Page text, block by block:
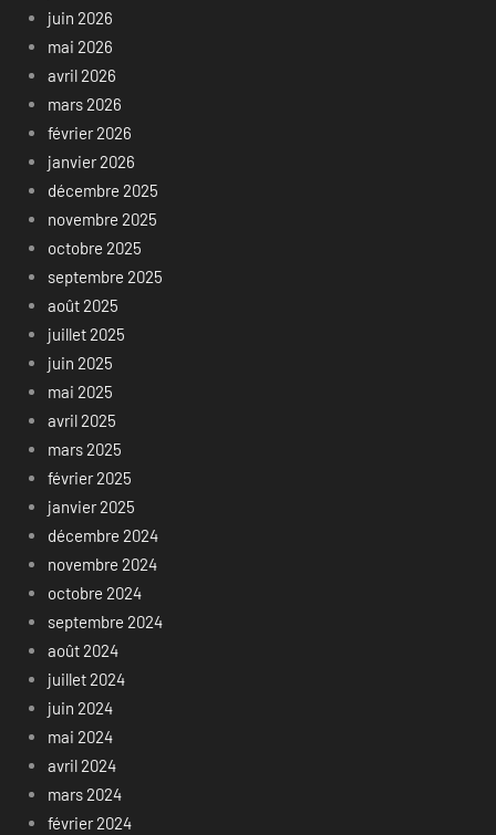
juin 2026
mai 2026
avril 2026
mars 2026
février 2026
janvier 2026
décembre 2025
novembre 2025
octobre 2025
septembre 2025
août 2025
juillet 2025
juin 2025
mai 2025
avril 2025
mars 2025
février 2025
janvier 2025
décembre 2024
novembre 2024
octobre 2024
septembre 2024
août 2024
juillet 2024
juin 2024
mai 2024
avril 2024
mars 2024
février 2024